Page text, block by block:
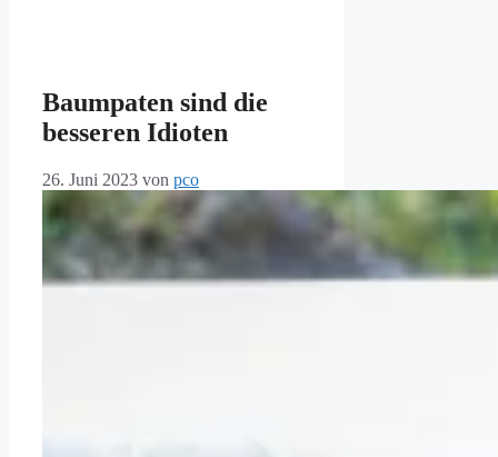
Baumpaten sind die
besseren Idioten
26. Juni 2023 von pco